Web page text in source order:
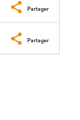
Partager
Partager